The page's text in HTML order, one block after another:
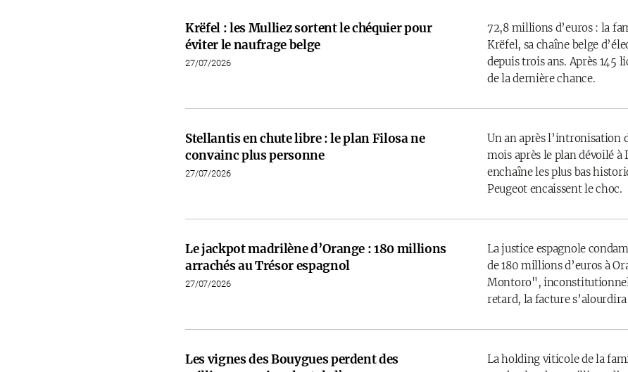
Krëfel : les Mulliez sortent le chéquier pour
éviter le naufrage belge
27/07/2026
72,8 millions d’euros : la
Krëfel, sa chaîne belge
depuis trois ans. Après 145
de la dernière chance.
Stellantis en chute libre : le plan Filosa ne
convainc plus personne
27/07/2026
Un an après l’intronisation
mois après le plan dévoilé
enchaîne les plus bas
Peugeot encaissent le choc.
Le jackpot madrilène d’Orange : 180 millions
arrachés au Trésor espagnol
27/07/2026
La justice espagnole
de 180 millions d’euros à
Montoro",
retard, la facture
Les vignes des Bouygues perdent des
La holding viticole de la